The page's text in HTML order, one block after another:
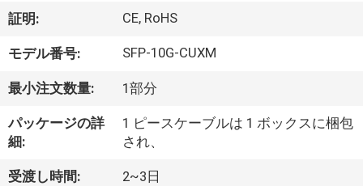
私
達
つ
い
証明: CE, RoHS
モデル番号: SFP-10G-CUXM
最小注文数量: 1部分
パッケージの詳
細:
1 ピースケーブルは 1 ボックスに梱包
され、
受渡し時間: 2~3日